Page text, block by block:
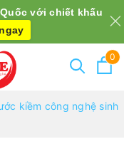
0
kiềm công nghệ sinh
với chiết khấu